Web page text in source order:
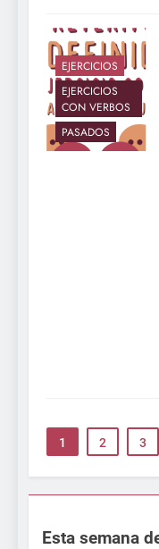
EJERCICIOS
EJERCICIOS
CON VERBOS
PASADOS
1 2 3
Esta semana